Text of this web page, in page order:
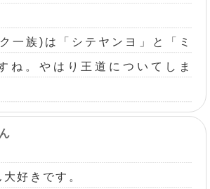
一族)は「シテヤンヨ」と「ミ
ね。やはり王道についてしま
好きです。